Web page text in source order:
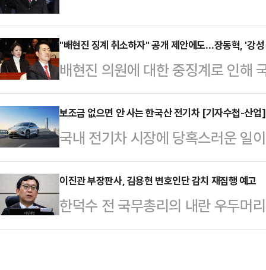
대표는 20일 국회에서 기자회견을
민의힘은 줄곧 '계엄이 곧 내란이
나 1심 판결은 이런 주장을 뒤집을
지적…
"배현진 징계 취소하자" 공개 제안에도…장동혁, '강
배현진 의원에 대한 중징계로 인해
다. 장동혁 대표의 '뺄셈 정치'가 지
자 당내에선 배 의원 징계안을 취소
그 전까지 배 의원의 징계 취소를
표가 전향적인 태도 전환에 나설지
양새다.우재준 국민의힘 청년최고
에서 "배현진 의원은 지금 서울시
다. 지방선거를 앞두고 가장 …
보조금 없으면 안 사는 한국산 전기차 [기자수첩-산업]
국내 전기차 시장에 당혹스러운 일
대를 판매하는 동안 테슬라는
기아가 3628대로 1위를 차지하며
차 업계 맏형 현대차는 자존심을 제
잘 팔렸다'는 내용을 넘어 많은 의
이진관 부장판사, 김용현 변호인단 감치 재집행 예고
한덕수 전 국무총리의 내란 우두머
감치 선고를 받았지만 집행 당일 석